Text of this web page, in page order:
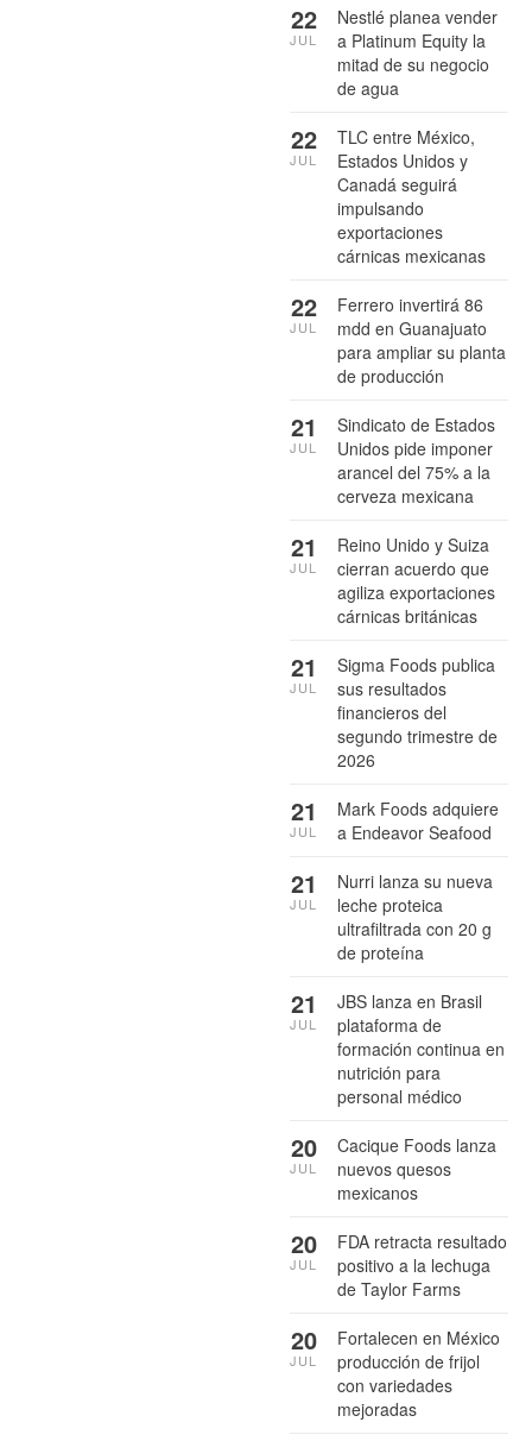
Nestlé planea vender
a Platinum Equity la
mitad de su negocio
de agua
22
JUL
TLC entre México,
Estados Unidos y
Canadá seguirá
impulsando
exportaciones
cárnicas mexicanas
22
JUL
Ferrero invertirá 86
mdd en Guanajuato
para ampliar su planta
de producción
22
JUL
Sindicato de Estados
Unidos pide imponer
arancel del 75% a la
cerveza mexicana
21
JUL
Reino Unido y Suiza
cierran acuerdo que
agiliza exportaciones
cárnicas británicas
21
JUL
Sigma Foods publica
sus resultados
financieros del
segundo trimestre de
2026
21
JUL
Mark Foods adquiere
a Endeavor Seafood
21
JUL
Nurri lanza su nueva
leche proteica
ultrafiltrada con 20 g
de proteína
21
JUL
JBS lanza en Brasil
plataforma de
formación continua en
nutrición para
personal médico
21
JUL
Cacique Foods lanza
nuevos quesos
mexicanos
20
JUL
FDA retracta resultado
positivo a la lechuga
de Taylor Farms
20
JUL
Fortalecen en México
producción de frijol
con variedades
mejoradas
20
JUL